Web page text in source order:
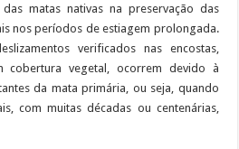
matas nativas na preservação das
nos períodos de estiagem prolongada.
verificados nas encostas,
cobertura vegetal, ocorrem devido à
da mata primária, ou seja, quando
com muitas décadas ou centenárias,